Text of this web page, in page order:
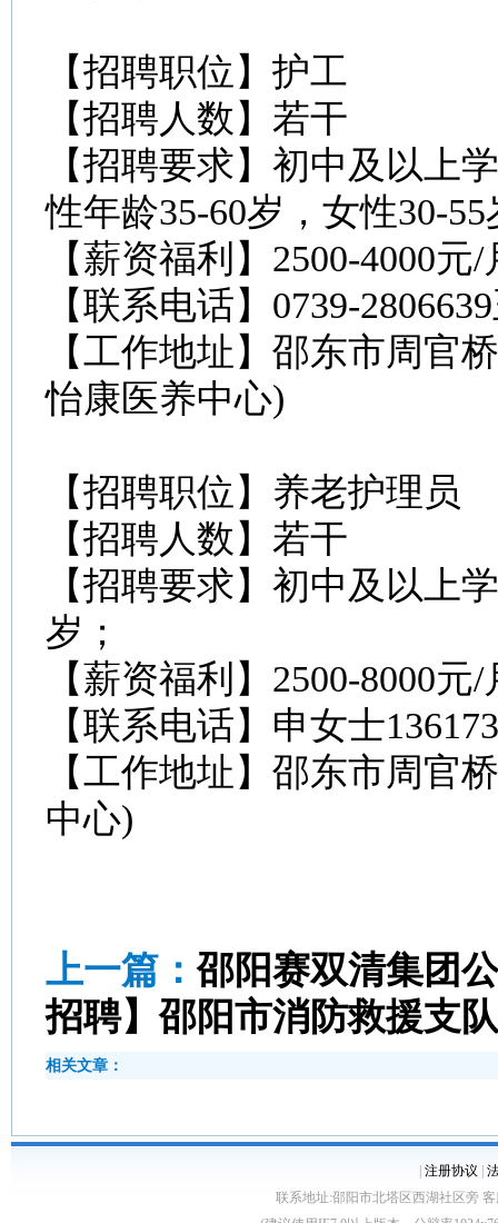
【招聘职位】护工
【招聘人数】若干
【招聘要求】初中及以上
性年龄35-60岁，女性30-55
【薪资福利】2500-4000元
【联系电话】0739-
【工作地址】邵东市周官
怡康医养中心)
【招聘职位】养老护理员
【招聘人数】若干
【招聘要求】初中及以上
岁；
【薪资福利】2500-8000元
【联系电话】申女士
【工作地址】邵东市周官
中心)
上一篇：邵阳赛双清集团
招聘】邵阳市消防救援支队
相关文章：
注册协议
联系地址:邵阳市北塔区西湖社区旁 客